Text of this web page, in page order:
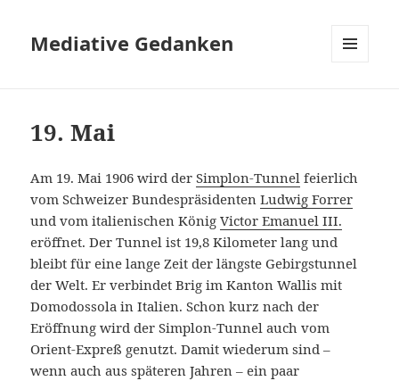
Mediative Gedanken
19. Mai
Am 19. Mai 1906 wird derSimplon-Tunnel feierlich
vom Schweizer BundespräsidentenLudwig Forrer
und vom italienischen KönigVictor Emanuel III.
eröffnet. Der Tunnel ist 19,8 Kilometer lang und
bleibt für eine lange Zeit der längste Gebirgstunnel
der Welt. Er verbindet Brig im Kanton Wallis mit
Domodossola in Italien. Schon kurz nach der
Eröffnung wird der Simplon-Tunnel auch vom
Orient-Expreß genutzt. Damit wiederum sind –
wenn auch aus späteren Jahren – ein paar